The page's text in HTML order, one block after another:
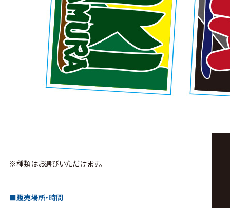
※種類はお選びいただけます。
■販売場所・時間